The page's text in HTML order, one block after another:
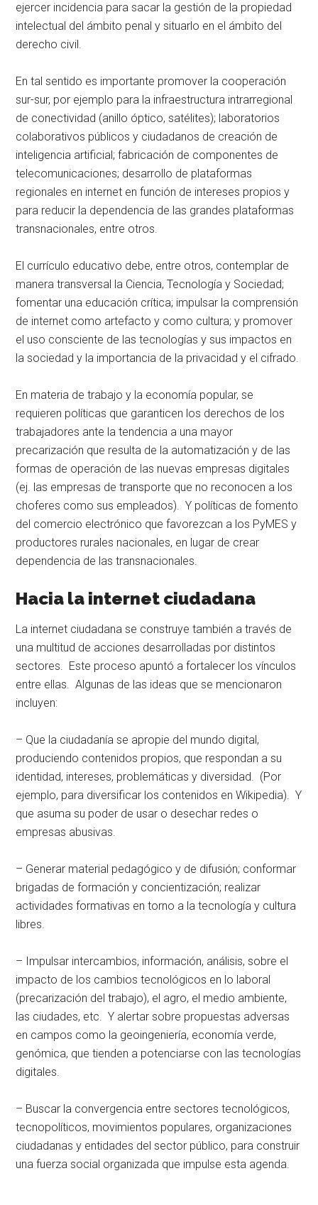
ejercer incidencia para sacar la gestión de la propiedad
intelectual del ámbito penal y situarlo en el ámbito del
derecho civil.
En tal sentido es importante promover la cooperación
sur-sur, por ejemplo para la infraestructura intrarregional
de conectividad (anillo óptico, satélites); laboratorios
colaborativos públicos y ciudadanos de creación de
inteligencia artificial; fabricación de componentes de
telecomunicaciones; desarrollo de plataformas
regionales en internet en función de intereses propios y
para reducir la dependencia de las grandes plataformas
transnacionales, entre otros.
El currículo educativo debe, entre otros, contemplar de
manera transversal la Ciencia, Tecnología y Sociedad;
fomentar una educación crítica; impulsar la comprensión
de internet como artefacto y como cultura; y promover
el uso consciente de las tecnologías y sus impactos en
la sociedad y la importancia de la privacidad y el cifrado.
En materia de trabajo y la economía popular, se
requieren políticas que garanticen los derechos de los
trabajadores ante la tendencia a una mayor
precarización que resulta de la automatización y de las
formas de operación de las nuevas empresas digitales
(ej. las empresas de transporte que no reconocen a los
choferes como sus empleados). Y políticas de fomento
del comercio electrónico que favorezcan a los PyMES y
productores rurales nacionales, en lugar de crear
dependencia de las transnacionales.
Hacia la internet ciudadana
La internet ciudadana se construye también a través de
una multitud de acciones desarrolladas por distintos
sectores. Este proceso apuntó a fortalecer los vínculos
entre ellas. Algunas de las ideas que se mencionaron
incluyen:
– Que la ciudadanía se apropie del mundo digital,
produciendo contenidos propios, que respondan a su
identidad, intereses, problemáticas y diversidad. (Por
ejemplo, para diversificar los contenidos en Wikipedia). Y
que asuma su poder de usar o desechar redes o
empresas abusivas.
– Generar material pedagógico y de difusión; conformar
brigadas de formación y concientización; realizar
actividades formativas en torno a la tecnología y cultura
libres.
– Impulsar intercambios, información, análisis, sobre el
impacto de los cambios tecnológicos en lo laboral
(precarización del trabajo), el agro, el medio ambiente,
las ciudades, etc. Y alertar sobre propuestas adversas
en campos como la geoingeniería, economía verde,
genómica, que tienden a potenciarse con las tecnologías
digitales.
– Buscar la convergencia entre sectores tecnológicos,
tecnopolíticos, movimientos populares, organizaciones
ciudadanas y entidades del sector público, para construir
una fuerza social organizada que impulse esta agenda.